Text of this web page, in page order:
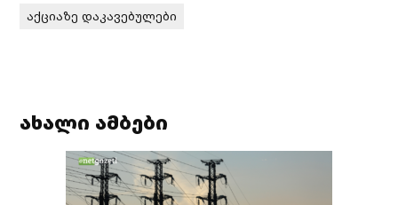
აქციაზე დაკავებულები
ახალი ამბები